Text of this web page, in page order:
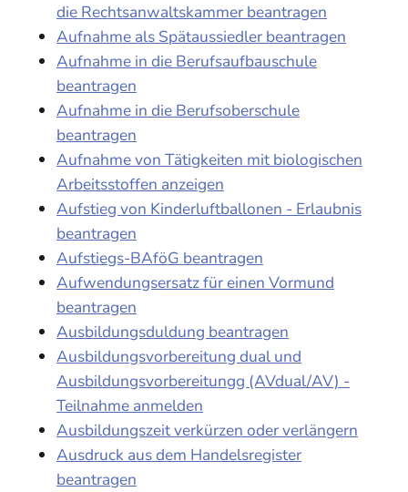
die Rechtsanwaltskammer beantragen
Aufnahme als Spätaussiedler beantragen
Aufnahme in die Berufsaufbauschule
beantragen
Aufnahme in die Berufsoberschule
beantragen
Aufnahme von Tätigkeiten mit biologischen
Arbeitsstoffen anzeigen
Aufstieg von Kinderluftballonen - Erlaubnis
beantragen
Aufstiegs-BAföG beantragen
Aufwendungsersatz für einen Vormund
beantragen
Ausbildungsduldung beantragen
Ausbildungsvorbereitung dual und
Ausbildungsvorbereitungg (AVdual/AV) -
Teilnahme anmelden
Ausbildungszeit verkürzen oder verlängern
Ausdruck aus dem Handelsregister
beantragen